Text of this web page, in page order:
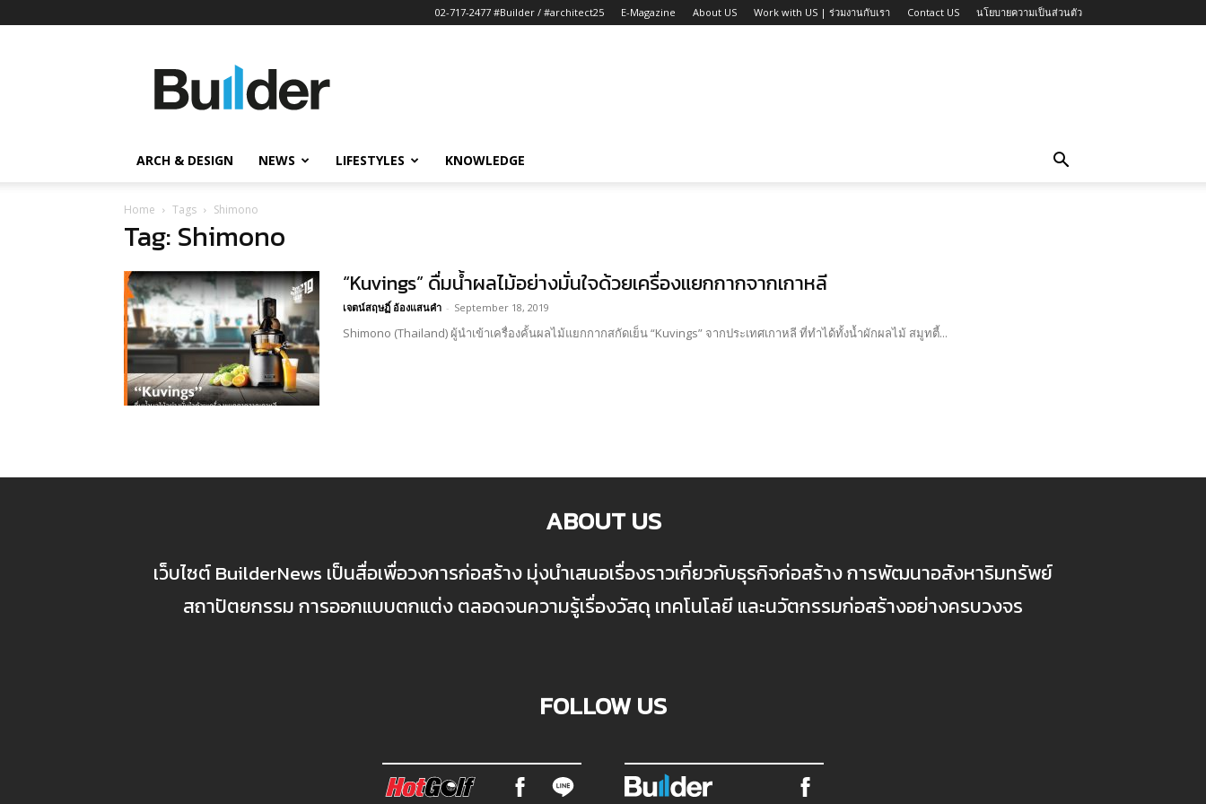
02-717-2477 #Builder / #architect25 E-Magazine About US Work with US | ร่วมงานกับเรา Contact US นโยบายความเป็นส่วนตัว
ข่าว
ก่อสร้าง
ARCH & DESIGN NEWS LIFESTYLES KNOWLEDGE
Home Tags Shimono
Tag: Shimono
“Kuvings” ดื่มน้ำผลไม้อย่างมั่นใจด้วยเครื่องแยกกากจากเกาหลี
เจตน์สฤษฏิ์ อ้องแสนคำ - September 18, 2019
Shimono (Thailand) ผู้นำเข้าเครื่องคั้นผลไม้แยกกากสกัดเย็น “Kuvings” จากประเทศเกาหลี ที่ทำได้ทั้งน้ำผักผลไม้ สมูทตี้...
ABOUT US
เว็บไซต์ BuilderNews เป็นสื่อเพื่อวงการก่อสร้าง มุ่งนำเสนอเรื่องราวเกี่ยวกับธุรกิจก่อสร้าง การพัฒนาอสังหาริมทรัพย์
สถาปัตยกรรม การออกแบบตกแต่ง ตลอดจนความรู้เรื่องวัสดุ เทคโนโลยี และนวัตกรรมก่อสร้างอย่างครบวงจร
FOLLOW US